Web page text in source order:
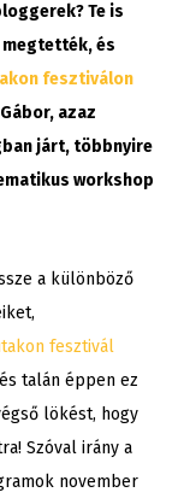
Te is
és
fesztiválon
azaz
járt, többnyire
workshop
a különböző
fesztivál
talán éppen ez
lökést, hogy
Szóval irány a
november